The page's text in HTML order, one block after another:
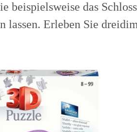
beispielsweise das
lassen. Erleben Sie